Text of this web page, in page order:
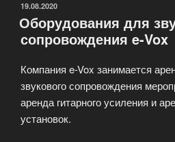
вещательного
оборудования»
ОПУБЛИКОВАНО
19.08.2020
Оборудования для
сопровождения e-Vox
Компания e-Vox занимается
звукового сопровождения
аренда гитарного усиления и
установок.